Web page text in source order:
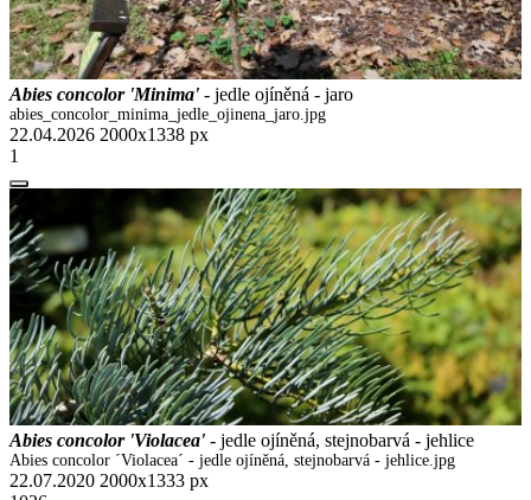
Abies concolor 'Minima' - jedle ojíněná - jaro
abies_concolor_minima_jedle_ojinena_jaro.jpg
22.04.2026 2000x1338 px
1
Abies concolor 'Violacea' - jedle ojíněná, stejnobarvá - jehlice
Abies concolor ´Violacea´ - jedle ojíněná, stejnobarvá - jehlice.jpg
22.07.2020 2000x1333 px